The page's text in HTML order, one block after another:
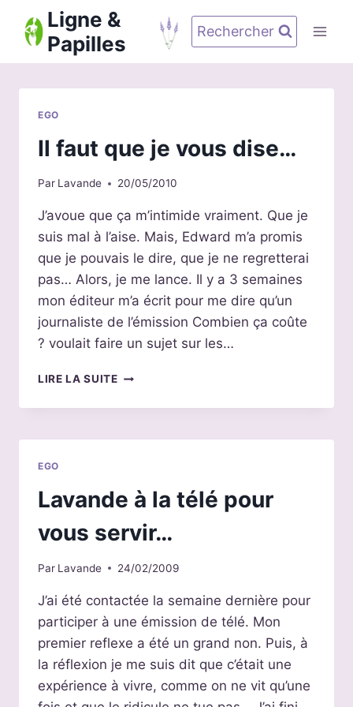
contenu
Ligne &
Papilles
Rechercher
EGO
Il faut que je vous dise…
Par Lavande 20/05/2010
J’avoue que ça m’intimide vraiment. Que je
suis mal à l’aise. Mais, Edward m’a promis
que je pouvais le dire, que je ne regretterai
pas… Alors, je me lance. Il y a 3 semaines
mon éditeur m’a écrit pour me dire qu’un
journaliste de l’émission Combien ça coûte
? voulait faire un sujet sur les…
LIRE LA SUITEIL
QUE
VOUS
EGO
Lavande à la télé pour
vous servir…
Par Lavande 24/02/2009
J’ai été contactée la semaine dernière pour
participer à une émission de télé. Mon
premier reflexe a été un grand non. Puis, à
la réflexion je me suis dit que c’était une
expérience à vivre, comme on ne vit qu’une